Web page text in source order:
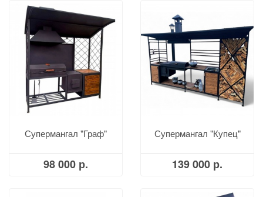
Супермангал "Граф"
98 000 р.
Супермангал "Купец"
139 000 р.